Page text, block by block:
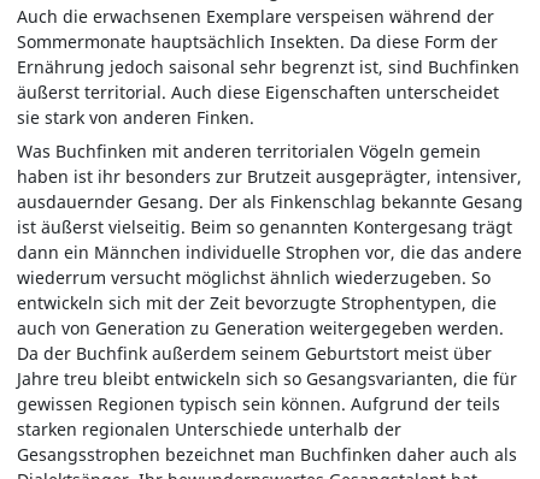
Auch die erwachsenen Exemplare verspeisen während der
Sommermonate hauptsächlich Insekten. Da diese Form der
Ernährung jedoch saisonal sehr begrenzt ist, sind Buchfinken
äußerst territorial. Auch diese Eigenschaften unterscheidet
sie stark von anderen Finken.
Was Buchfinken mit anderen territorialen Vögeln gemein
haben ist ihr besonders zur Brutzeit ausgeprägter, intensiver,
ausdauernder Gesang. Der als Finkenschlag bekannte Gesang
ist äußerst vielseitig. Beim so genannten Kontergesang trägt
dann ein Männchen individuelle Strophen vor, die das andere
wiederrum versucht möglichst ähnlich wiederzugeben. So
entwickeln sich mit der Zeit bevorzugte Strophentypen, die
auch von Generation zu Generation weitergegeben werden.
Da der Buchfink außerdem seinem Geburtstort meist über
Jahre treu bleibt entwickeln sich so Gesangsvarianten, die für
gewissen Regionen typisch sein können. Aufgrund der teils
starken regionalen Unterschiede unterhalb der
Gesangsstrophen bezeichnet man Buchfinken daher auch als